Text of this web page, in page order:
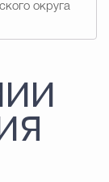
округа